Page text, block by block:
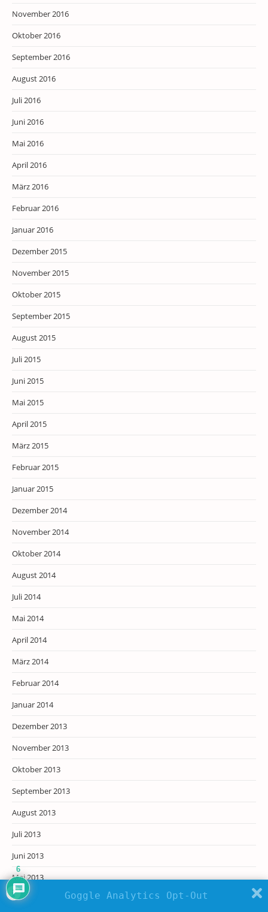
November 2016
Oktober 2016
September 2016
August 2016
Juli 2016
Juni 2016
Mai 2016
April 2016
März 2016
Februar 2016
Januar 2016
Dezember 2015
November 2015
Oktober 2015
September 2015
August 2015
Juli 2015
Juni 2015
Mai 2015
April 2015
März 2015
Februar 2015
Januar 2015
Dezember 2014
November 2014
Oktober 2014
August 2014
Juli 2014
Mai 2014
April 2014
März 2014
Februar 2014
Januar 2014
Dezember 2013
November 2013
Oktober 2013
September 2013
August 2013
Juli 2013
Juni 2013
Mai 2013
April 2013
Goggle Analytics Opt-Out
6